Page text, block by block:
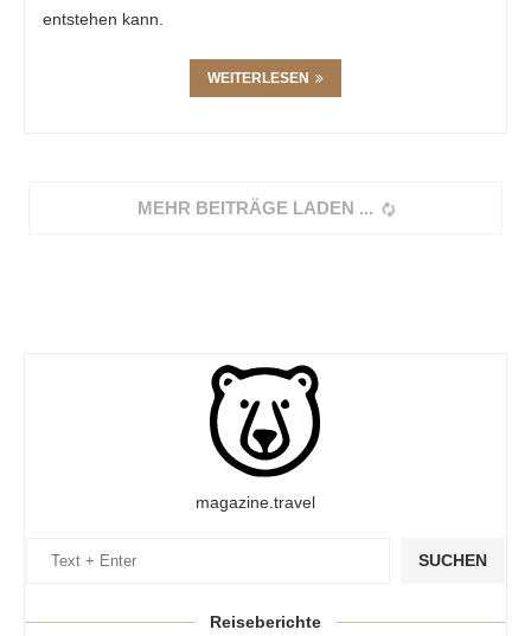
entstehen kann.
WEITERLESEN
MEHR BEITRÄGE LADEN
magazine.travel
SUCHEN
Reiseberichte